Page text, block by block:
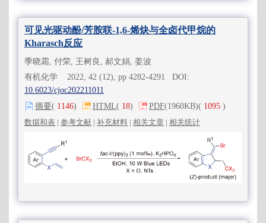
可见光驱动酚/芳胺联-1,6-烯炔与全卤代甲烷的
Kharasch反应
季晓霜, 付荣, 王树良, 郝文娟, 姜波
有机化学 2022, 42 (12), pp 4282-4291 DOI:
10.6023/cjoc202211011
摘要( 1146) HTML( 18) PDF(1960KB)( 1095 )
数据和表 | 参考文献 | 补充材料 | 相关文章 | 相关统计